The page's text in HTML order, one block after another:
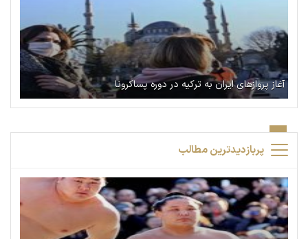
آغاز پروازهای ایران به ترکیه در دوره پساکرونا
پربازدیدترین مطالب